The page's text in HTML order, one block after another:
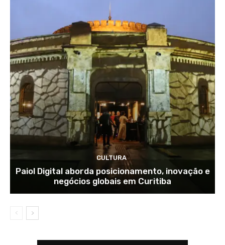
CULTURA
Paiol Digital aborda posicionamento, inovação e
negócios globais em Curitiba